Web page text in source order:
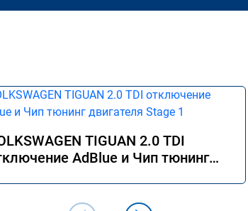
TIGUAN 2.0 TDI
AdBlue и Чип тюнинг